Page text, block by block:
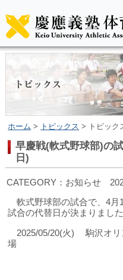
ホーム > トピックス > トピック
早慶戦(軟式野球部)の
日)
CATEGORY：お知らせ
軟式野球部の試合で、4月
試合の代替日が決まりました
2025/05/20(火) 駒沢オリ
場